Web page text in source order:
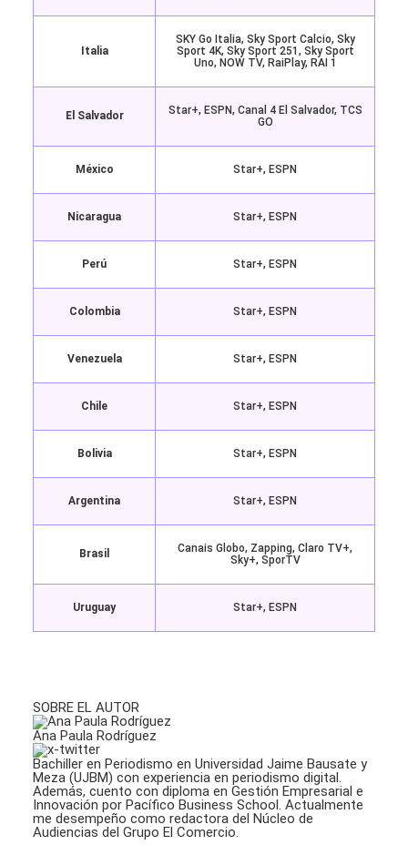
Italia
SKY Go Italia, Sky Sport Calcio, Sky
Sport 4K, Sky Sport 251, Sky Sport
Uno, NOW TV, RaiPlay, RAI 1
El Salvador
Star+, ESPN, Canal 4 El Salvador, TCS
GO
México Star+, ESPN
Nicaragua Star+, ESPN
Perú Star+, ESPN
Colombia Star+, ESPN
Venezuela Star+, ESPN
Chile Star+, ESPN
Bolivia Star+, ESPN
Argentina Star+, ESPN
Brasil
Canais Globo, Zapping, Claro TV+,
Sky+, SporTV
Uruguay Star+, ESPN
SOBRE EL AUTOR
Ana Paula Rodríguez
Bachiller en Periodismo en Universidad Jaime Bausate y
Meza (UJBM) con experiencia en periodismo digital.
Además, cuento con diploma en Gestión Empresarial e
Innovación por Pacífico Business School. Actualmente
me desempeño como redactora del Núcleo de
Audiencias del Grupo El Comercio.